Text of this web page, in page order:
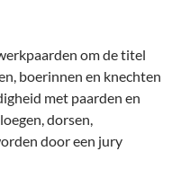
om de titel
boerinnen en knechten
met paarden en
dorsen,
door een jury